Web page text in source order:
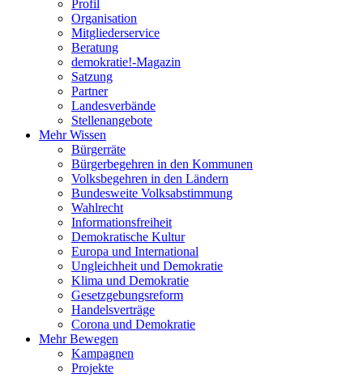
Profil
Organisation
Mitgliederservice
Beratung
demokratie!-Magazin
Satzung
Partner
Landesverbände
Stellenangebote
Mehr Wissen
Bürgerräte
Bürgerbegehren in den Kommunen
Volksbegehren in den Ländern
Bundesweite Volksabstimmung
Wahlrecht
Informationsfreiheit
Demokratische Kultur
Europa und International
Ungleichheit und Demokratie
Klima und Demokratie
Gesetzgebungsreform
Handelsverträge
Corona und Demokratie
Mehr Bewegen
Kampagnen
Projekte